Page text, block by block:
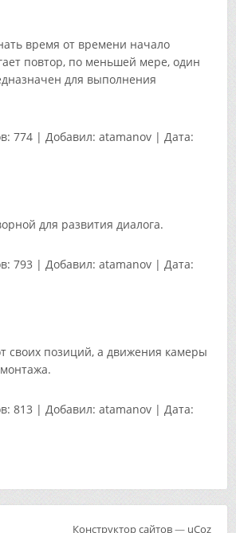
время от времени начало
повтор, по меньшей мере, один
для выполнения
774 | Добавил: atamanov | Дата:
для развития диалога.
793 | Добавил: atamanov | Дата:
своих позиций, а движения камеры
813 | Добавил: atamanov | Дата:
Конструктор сайтов— uCoz